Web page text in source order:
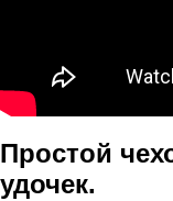
Простой
удочек.